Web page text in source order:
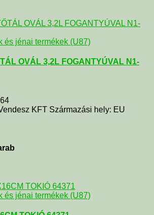
és jénai termékek (U87)
OVÁL 3,2L FOGANTYÚVAL N1-
KFT Származási hely: EU
és jénai termékek (U87)